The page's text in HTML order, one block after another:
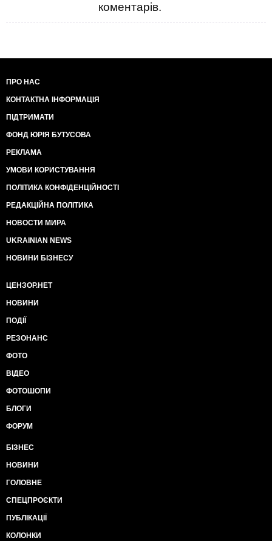
коментарів.
ПРО НАС
КОНТАКТНА ІНФОРМАЦІЯ
ПІДТРИМАТИ
ФОНД ЮРІЯ БУТУСОВА
РЕКЛАМА
УМОВИ КОРИСТУВАННЯ
ПОЛІТИКА КОНФІДЕНЦІЙНОСТІ
РЕДАКЦІЙНА ПОЛІТИКА
НОВОСТИ МИРА
UKRAINIAN NEWS
НОВИНИ БІЗНЕСУ
ЦЕНЗОР.НЕТ
НОВИНИ
ПОДІЇ
РЕЗОНАНС
ФОТО
ВІДЕО
ФОТОШОПИ
БЛОГИ
ФОРУМ
БІЗНЕС
НОВИНИ
ГОЛОВНЕ
СПЕЦПРОЄКТИ
ПУБЛІКАЦІЇ
КОЛОНКИ